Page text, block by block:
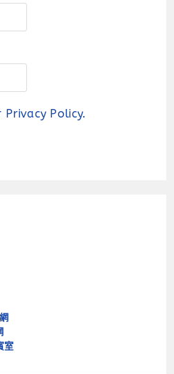
Privacy Policy.
室